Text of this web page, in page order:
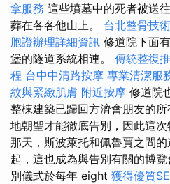
拿服務 這些墳墓中的死者被送
葬在各各他山上。 台北整骨技術
胞證辦理詳細資訊 修道院下面
堡的隧道系統相連。 傳統整復
程 台中中清路按摩 專業清潔服
紋與緊緻肌膚 附近按摩 修道院
整棟建築已歸回方濟會朋友的
地朝聖才能徹底告別，因此這
那天，斯波萊托和佩魯賈之間
起，這也成為與告別有關的博
別儀式於每年 eight 獲得優質